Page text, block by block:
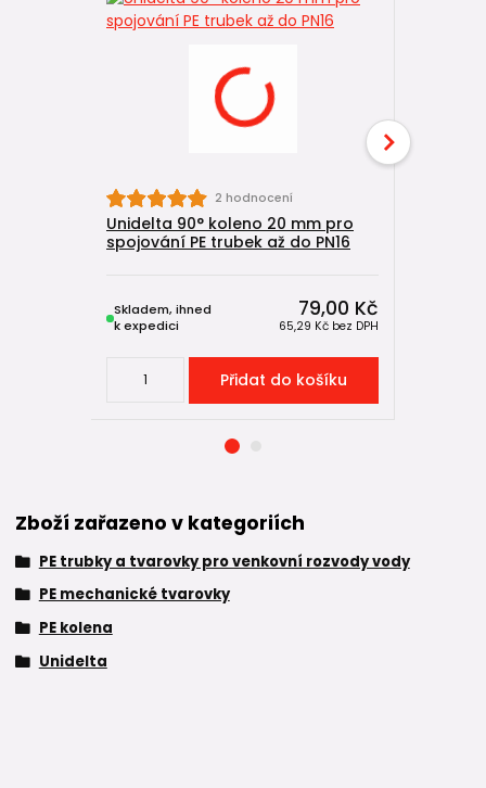
2 hodnocení
Unidelta 90° koleno 20 mm pro
spojování PE trubek až do PN16
79,00 Kč
65,29 Kč bez DPH
Skladem, ihned
k expedici
Přidat do košíku
Zboží zařazeno v kategoriích
PE trubky a tvarovky pro venkovní rozvody vody
PE mechanické tvarovky
PE kolena
Unidelta